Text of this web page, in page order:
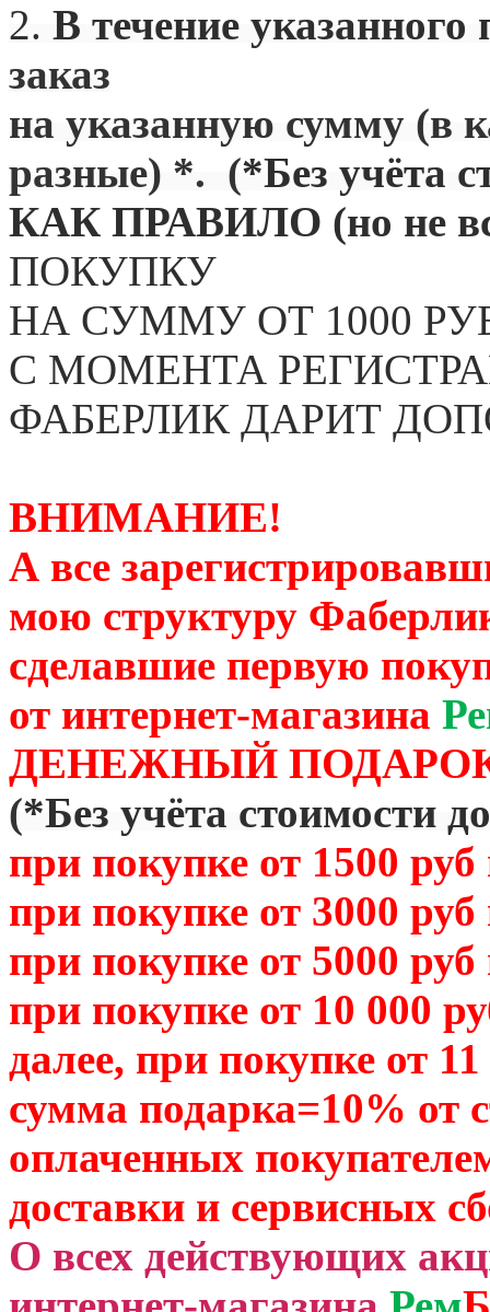
2. В течение указанного
заказ
на указанную сумму (в
разные) *. (*Без учёта
КАК ПРАВИЛО (но не
ПОКУПКУ
НА СУММУ ОТ 1000
С МОМЕНТА
ФАБЕРЛИК ДАРИТ
ВНИМАНИЕ!
А все
мою структуру
сделавшие первую
от интернет-магазина
ДЕНЕЖНЫЙ
(*Без учёта стоимости
при покупке от 1500
при покупке от 3000
при покупке от 5000
при покупке от 10 000
далее, при покупке от
сумма подарка=10% от
оплаченных
доставки и сервисных
О всех действующих